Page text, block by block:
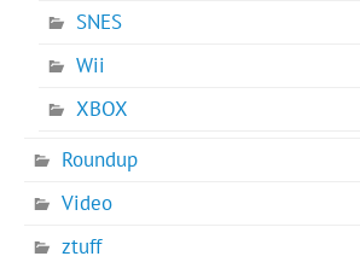
SNES
Wii
XBOX
Roundup
Video
ztuff